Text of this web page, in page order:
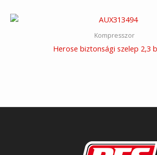
Kompresszor
Herose biztonsági szelep 2,3